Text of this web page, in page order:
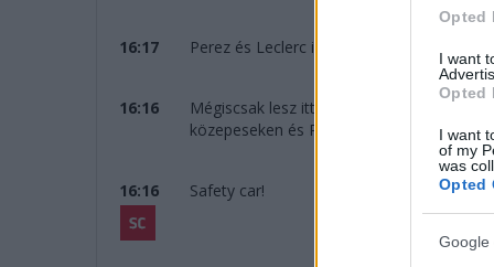
Opted
I want
Opted
I want
of my
was
Opted
Google
16:17 Perez és Leclerc is a bokszban.
16:16
Mégiscsak lesz itt izgalom! Verstappen
közepeseken és Russell is. Verstappen
16:16 Safety car!